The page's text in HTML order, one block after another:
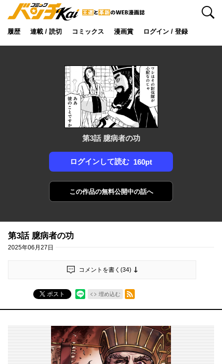
履歴 連載 / 読切 コミックス 漫画賞 ログイン / 登録
検索
第3話 臆病者の功
ログインして読む 160pt
この作品の無料公開中の話へ
第3話 臆病者の功
2025年06月27日
コメントを書く(34)
ポスト 埋め込む
RSSフィード